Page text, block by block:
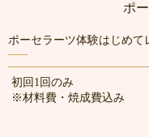
ポ
ポーセラーツ体験はじめて
初回1回のみ
※材料費・焼成費込み